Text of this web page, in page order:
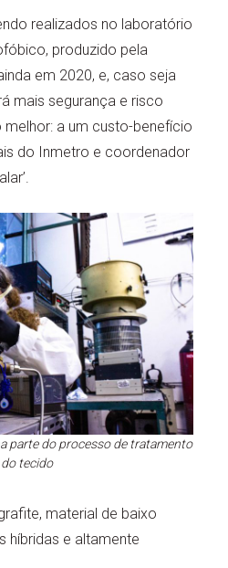
realizados no laboratório
produzido pela
em 2020, e, caso seja
mais segurança e risco
a um custo-benefício
do Inmetro e coordenador
parte do processo de tratamento
do tecido
material de baixo
híbridas e altamente